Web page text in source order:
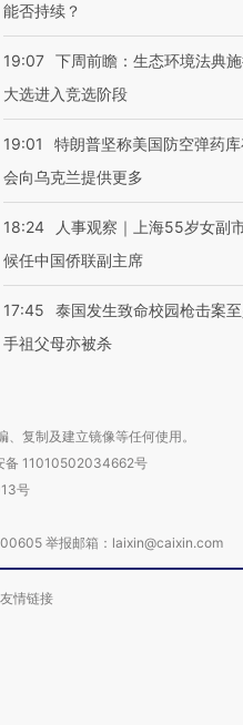
能否持续？
19:07 下周前瞻：生态环境法典
大选进入竞选阶段
19:01
特朗普坚称美国防空弹药
会向乌克兰提供更多
18:24
人事观察｜上海55岁女副
候任中国侨联副主席
17:45
泰国发生致命校园枪击案
手祖父母亦被杀
复制及建立镜像等任何使用。
备 11010502034662号
号
举报邮箱：laixin@caixin.com
友情链接